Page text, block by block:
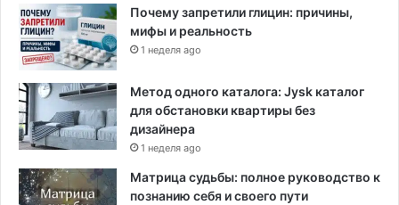
Почему запретили глицин: причины,
мифы и реальность
1 неделя ago
Метод одного каталога: Jysk каталог
для обстановки квартиры без
дизайнера
1 неделя ago
Матрица судьбы: полное руководство к
познанию себя и своего пути